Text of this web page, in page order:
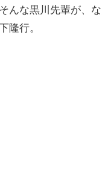
んな黒川先輩が、
隆行。